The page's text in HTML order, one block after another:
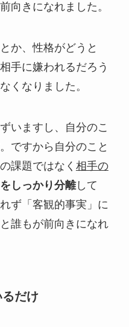
向きになれました。
か、性格がどうと
手に嫌われるだろう
くなりました。
いますし、自分のこ
ですから自分のこと
課題ではなく 相手の
しっかり分離して
ず「客観的事実」に
誰もが前向きになれ
るだけ